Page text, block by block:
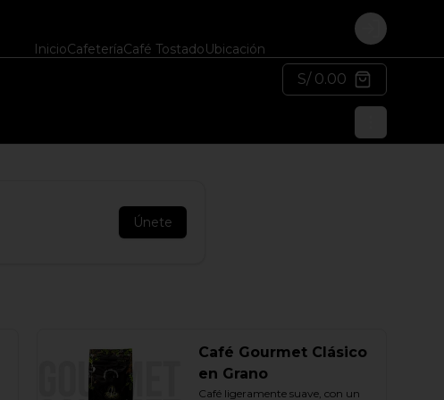
InicioCafeteríaCafé TostadoUbicación
Login
S/ 0.00
Únete
Café Gourmet Clásico
en Grano
Café ligeramente suave, con un